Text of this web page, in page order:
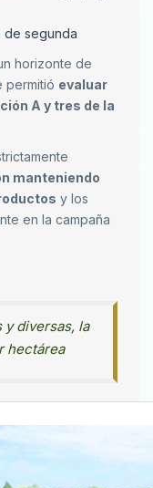
de segunda
horizonte de
permitió evaluar
A y tres de la
manteniendo
y los
en la campaña
y diversas, la
hectárea